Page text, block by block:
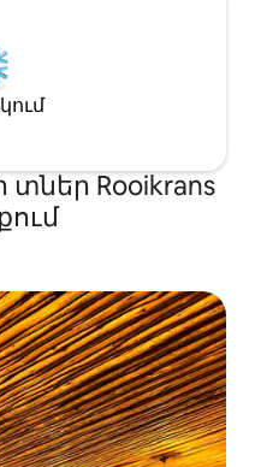
Rooikrans